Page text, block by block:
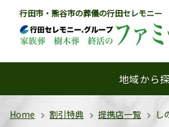
行田市・熊谷市の葬儀の行田セレモニー
地域から
Home 割引特典 提携店一覧 し